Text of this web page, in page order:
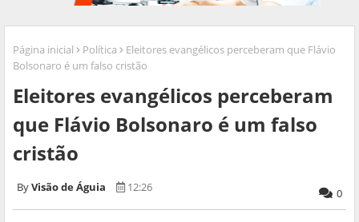
Página inicial Política
Eleitores evangélicos perceberam que Flávio
Bolsonaro é um falso cristão
Eleitores evangélicos perceberam
que Flávio Bolsonaro é um falso
cristão
Visão de Águia 12:26 0